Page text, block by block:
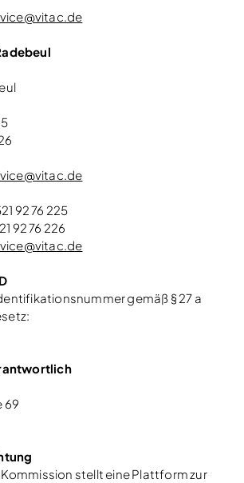
92 76 225
92 76 226
gemäß § 27 a
69
stellt eine Plattform zur